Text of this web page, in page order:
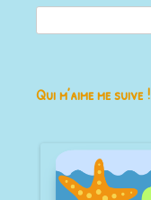
Qui m’aime me suive !